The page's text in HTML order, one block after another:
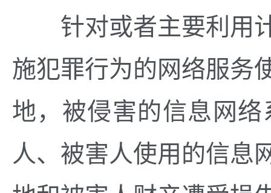
针对或者主要利用计
施犯罪行为的网络服务
地，被侵害的信息网
人、被害人使用的信息